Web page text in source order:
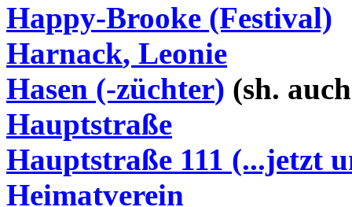
Happy-Brooke (Festival)
Harnack, Leonie
Hasen (-züchter) (sh.
Hauptstraße
Hauptstraße 111 (...jetzt
Heimatverein